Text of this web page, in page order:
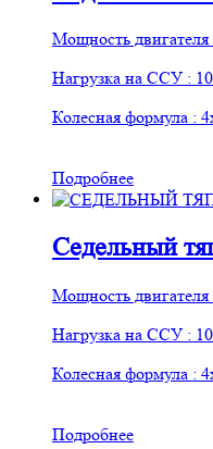
Мощность двигателя
Нагрузка на ССУ :
Колесная формула :
Подробнее
Седельный
Мощность двигателя
Нагрузка на ССУ :
Колесная формула :
Подробнее